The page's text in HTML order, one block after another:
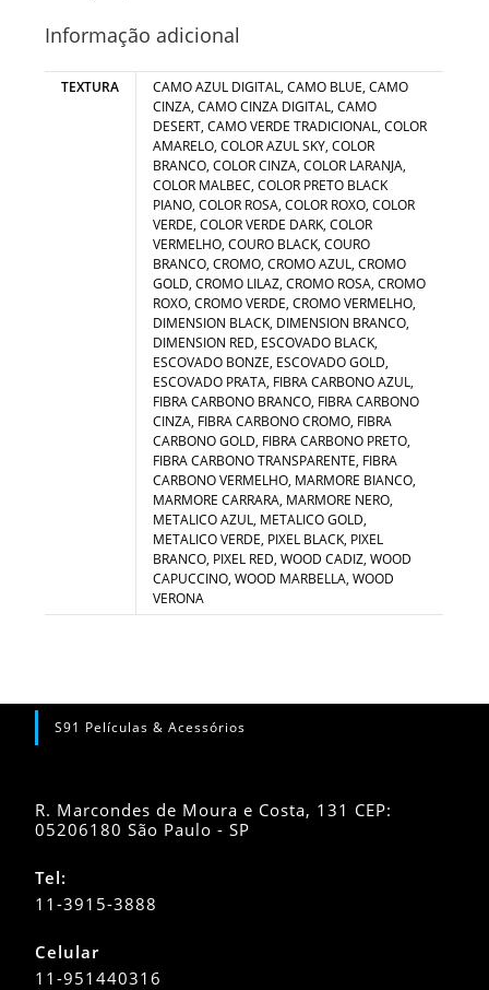
Informação adicional
TEXTURA
CAMO AZUL DIGITAL, CAMO BLUE, CAMO
CINZA, CAMO CINZA DIGITAL, CAMO
DESERT, CAMO VERDE TRADICIONAL, COLOR
AMARELO, COLOR AZUL SKY, COLOR
BRANCO, COLOR CINZA, COLOR LARANJA,
COLOR MALBEC, COLOR PRETO BLACK
PIANO, COLOR ROSA, COLOR ROXO, COLOR
VERDE, COLOR VERDE DARK, COLOR
VERMELHO, COURO BLACK, COURO
BRANCO, CROMO, CROMO AZUL, CROMO
GOLD, CROMO LILAZ, CROMO ROSA, CROMO
ROXO, CROMO VERDE, CROMO VERMELHO,
DIMENSION BLACK, DIMENSION BRANCO,
DIMENSION RED, ESCOVADO BLACK,
ESCOVADO BONZE, ESCOVADO GOLD,
ESCOVADO PRATA, FIBRA CARBONO AZUL,
FIBRA CARBONO BRANCO, FIBRA CARBONO
CINZA, FIBRA CARBONO CROMO, FIBRA
CARBONO GOLD, FIBRA CARBONO PRETO,
FIBRA CARBONO TRANSPARENTE, FIBRA
CARBONO VERMELHO, MARMORE BIANCO,
MARMORE CARRARA, MARMORE NERO,
METALICO AZUL, METALICO GOLD,
METALICO VERDE, PIXEL BLACK, PIXEL
BRANCO, PIXEL RED, WOOD CADIZ, WOOD
CAPUCCINO, WOOD MARBELLA, WOOD
VERONA
S91 Películas & Acessórios
R. Marcondes de Moura e Costa, 131 CEP:
05206180 São Paulo - SP
Tel:
11-3915-3888
Celular
11-951440316